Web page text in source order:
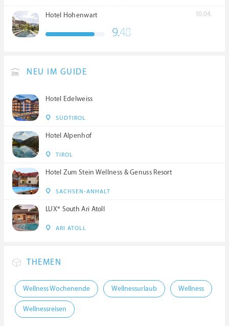
Hotel Hohenwart 10.04.
9.48
NEU IM GUIDE
Hotel Edelweiss
SÜDTIROL
Hotel Alpenhof
TIROL
Hotel Zum Stein Wellness & Genuss Resort
SACHSEN-ANHALT
LUX* South Ari Atoll
ARI ATOLL
THEMEN
Wellness Wochenende Wellnessurlaub Wellness
Wellnessreisen